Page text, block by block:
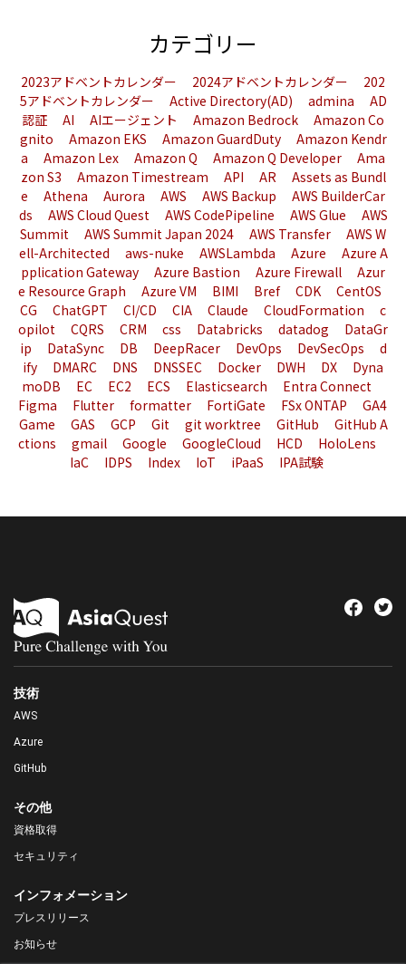
カテゴリー
2023アドベントカレンダー 2024アドベントカレンダー
202
5アドベントカレンダー
Active Directory(AD) admina
AD
認証
AI AIエージェント Amazon Bedrock
Amazon Co
gnito
Amazon EKS Amazon GuardDuty
Amazon Kendr
a
Amazon Lex Amazon Q Amazon Q Developer
Ama
zon S3
Amazon Timestream API AR
Assets as Bundl
e
Athena Aurora AWS AWS Backup
AWS BuilderCar
ds
AWS Cloud Quest AWS CodePipeline AWS Glue
AWS
Summit
AWS Summit Japan 2024 AWS Transfer
AWS W
ell-Architected
aws-nuke AWSLambda Azure
Azure A
pplication Gateway
Azure Bastion Azure Firewall
Azur
e Resource Graph
Azure VM BIMI Bref CDK
CentOS
CG
ChatGPT CI/CD CIA Claude CloudFormation
c
opilot
CQRS CRM css Databricks datadog
DataGr
ip
DataSync DB DeepRacer DevOps DevSecOps
d
ify
DMARC DNS DNSSEC Docker DWH DX
Dyna
moDB
EC EC2 ECS Elasticsearch
Entra Connect
Figma
Flutter formatter FortiGate FSx ONTAP
GA4
Game
GAS GCP Git git worktree GitHub
GitHub A
ctions
gmail Google GoogleCloud HCD
HoloLens
IaC
IDPS Index IoT iPaaS IPA試験
技術
AWS
Azure
GitHub
その他
資格取得
セキュリティ
インフォメーション
プレスリリース
お知らせ